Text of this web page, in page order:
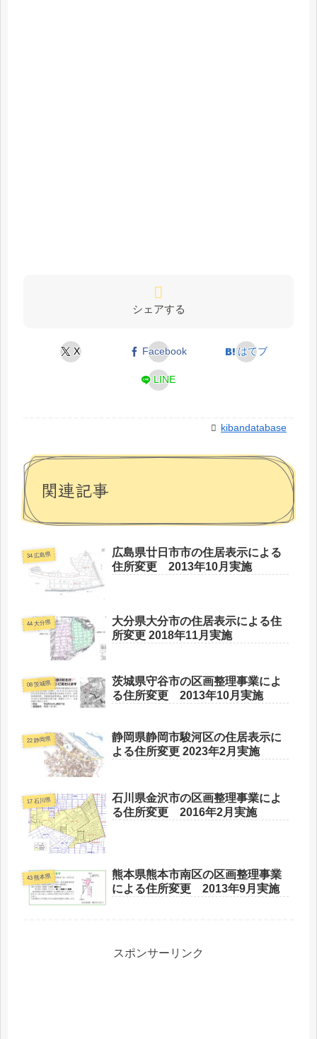
シェアする
X Facebook はてブ
LINE
kibandatabase
関連記事
34 広島県
広島県廿日市市の住居表示による
住所変更 2013年10月実施
44 大分県
大分県大分市の住居表示による住
所変更 2018年11月実施
08 茨城県
茨城県守谷市の区画整理事業によ
る住所変更 2013年10月実施
22 静岡県
静岡県静岡市駿河区の住居表示に
よる住所変更 2023年2月実施
17 石川県
石川県金沢市の区画整理事業によ
る住所変更 2016年2月実施
43 熊本県
熊本県熊本市南区の区画整理事業
による住所変更 2013年9月実施
スポンサーリンク